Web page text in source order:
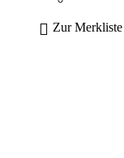
Zur